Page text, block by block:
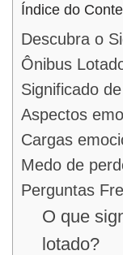
Índice do
Descubra o
Ônibus
Significado
Aspectos
Cargas
Medo de
Perguntas
O que
lotado?